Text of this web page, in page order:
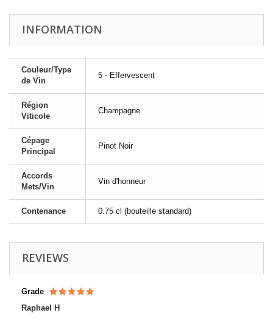
INFORMATION
Couleur/Type
de Vin
5 - Effervescent
Région
Viticole
Champagne
Cépage
Principal
Pinot Noir
Accords
Mets/Vin
Vin d'honneur
Contenance 0.75 cl (bouteille standard)
REVIEWS
Grade
Raphael H